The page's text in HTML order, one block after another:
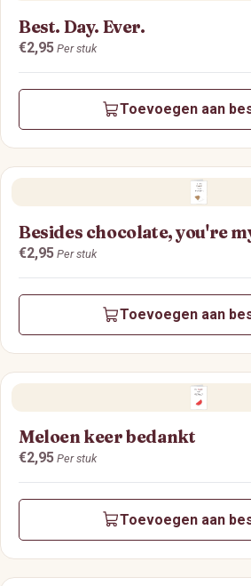
Best. Day. Ever.
Prijs:
€2,95 Per stuk
Toevoegen aan
Besides chocolate, you're
Prijs:
€2,95 Per stuk
Toevoegen aan
Meloen keer bedankt
Prijs:
€2,95 Per stuk
Toevoegen aan